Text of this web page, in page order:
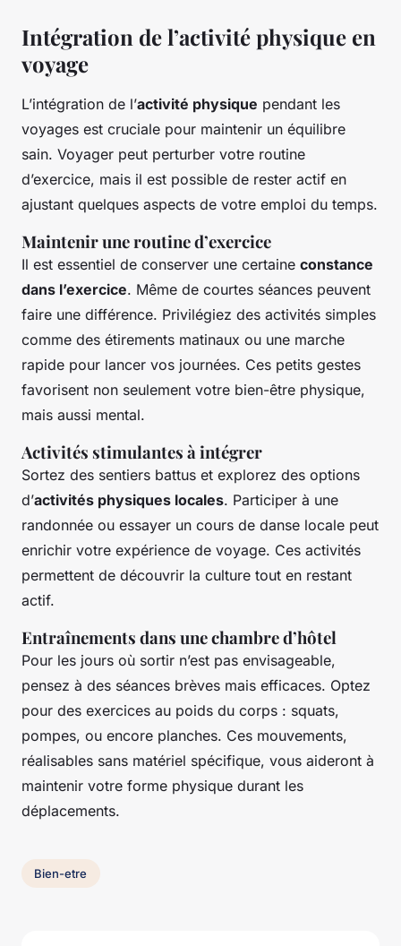
Intégration de l’activité physique en
voyage
L’intégration de l’activité physique pendant les
voyages est cruciale pour maintenir un équilibre
sain. Voyager peut perturber votre routine
d’exercice, mais il est possible de rester actif en
ajustant quelques aspects de votre emploi du temps.
Maintenir une routine d’exercice
Il est essentiel de conserver une certaine constance
dans l’exercice. Même de courtes séances peuvent
faire une différence. Privilégiez des activités simples
comme des étirements matinaux ou une marche
rapide pour lancer vos journées. Ces petits gestes
favorisent non seulement votre bien-être physique,
mais aussi mental.
Activités stimulantes à intégrer
Sortez des sentiers battus et explorez des options
d’activités physiques locales. Participer à une
randonnée ou essayer un cours de danse locale peut
enrichir votre expérience de voyage. Ces activités
permettent de découvrir la culture tout en restant
actif.
Entraînements dans une chambre d’hôtel
Pour les jours où sortir n’est pas envisageable,
pensez à des séances brèves mais efficaces. Optez
pour des exercices au poids du corps : squats,
pompes, ou encore planches. Ces mouvements,
réalisables sans matériel spécifique, vous aideront à
maintenir votre forme physique durant les
déplacements.
Bien-etre